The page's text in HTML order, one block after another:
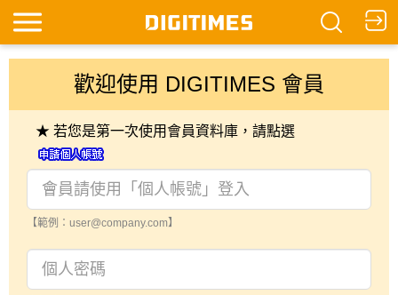
歡迎使用 DIGITIMES 會員
★ 若您是第一次使用會員資料庫，請點選
【範例：user@company.com】